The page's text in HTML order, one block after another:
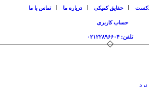
حقایق کمیکی درباره ما
تماس با ما
حساب کاربری
تلفن: ۰۲۱۲۲۸۹۶۶۰۴